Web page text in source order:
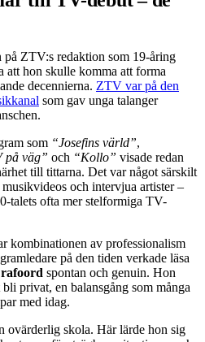
på ZTV:s redaktion som 19-åring
att hon skulle komma att forma
decennierna. ZTV var på den
som gav unga talanger
som “Josefins värld”,
på väg” och “Kollo” visade redan
till tittarna. Det var något särskilt
musikvideos och intervjua artister –
talets ofta mer stelformiga TV-
kombinationen av professionalism
på den tiden verkade läsa
spontan och genuin. Hon
privat, en balansgång som många
med idag.
ovärderlig skola. Här lärde hon sig